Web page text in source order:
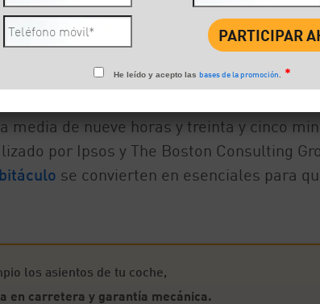
Compartir:
mancha de chocolate, el niño que se
media de nueve horas y treinta y cinco
por Ipsos y The Boston Consulting
se convierten en esenciales para
los asientos de tu coche,
en carretera y garantía mecánica.
He leído y acepto lasbases de la promoción. *